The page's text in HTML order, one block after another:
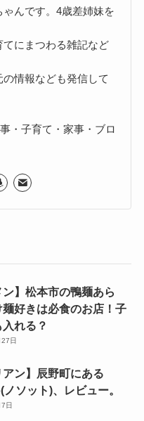
んです。4歳差姉妹を
にまつわる雑記など
情報なども発信して
・子育て・家事・ブロ
ン】松本市の鴨麺あら
好きは必食のお店！子
れる？
日
アン】辰野町にある
ソット)、レビュー。
日